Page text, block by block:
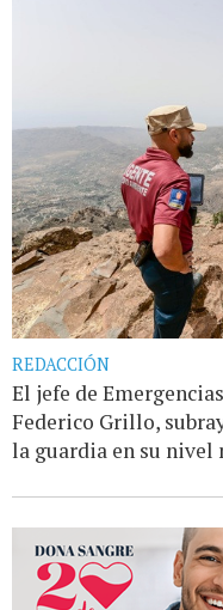
REDACCIÓN
El jefe de
Federico Grillo,
la guardia en su nivel